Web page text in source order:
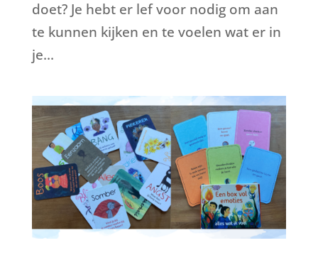
doet? Je hebt er lef voor nodig om aan
te kunnen kijken en te voelen wat er in
je...